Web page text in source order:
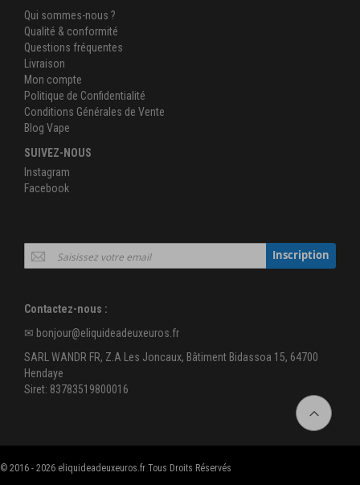
Qui sommes-nous ?
Qualité & conformité
Questions fréquentes
Livraison
Mon compte
Politique de Confidentialité
Conditions Générales de Vente
Blog Vape
SUIVEZ-NOUS
Instagram
Facebook
Inscription
à
:
Inscription
Contactez-nous :
✉ bonjour@eliquideadeuxeuros.fr
SARL WANDR FR, Z.A Les Joncaux, Bâtiment Bidassoa 15, 64700
Hendaye
Siret: 83783519800016
© 2016 - 2026 eliquideadeuxeuros.fr Tous Droits Réservés